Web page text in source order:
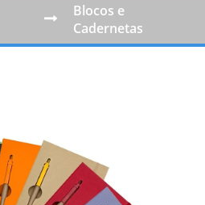
Blocos e
Cadernetas